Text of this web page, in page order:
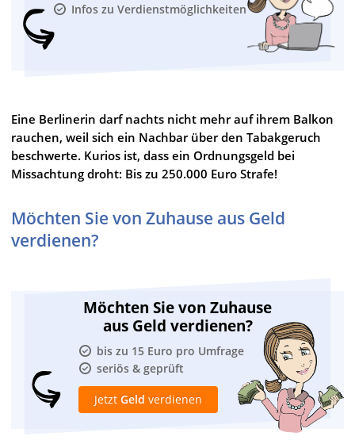
Infos zu Verdienstmöglichkeiten
Eine Berlinerin darf nachts nicht mehr auf ihrem Balkon
rauchen, weil sich ein Nachbar über den Tabakgeruch
beschwerte. Kurios ist, dass ein Ordnungsgeld bei
Missachtung droht: Bis zu 250.000 Euro Strafe!
Möchten Sie von Zuhause aus Geld
verdienen?
Möchten Sie von Zuhause
aus Geld verdienen?
bis zu 15 Euro pro Umfrage
seriös & geprüft
Jetzt Geld verdienen